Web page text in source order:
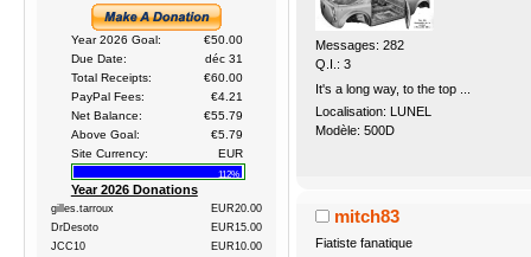
Year 2026 Goal:
€50.00
Due Date:
déc 31
Total Receipts:
€60.00
PayPal Fees:
€4.21
Net Balance:
€55.79
Above Goal:
€5.79
Site Currency:
EUR
112%
Year 2026 Donations
gilles.tarroux
EUR20.00
DrDesoto
EUR15.00
JCC10
EUR10.00
Messages: 282
Q.I.: 3
It's a long way, to the top ...
Localisation: LUNEL
Modèle: 500D
mitch83
Fiatiste fanatique